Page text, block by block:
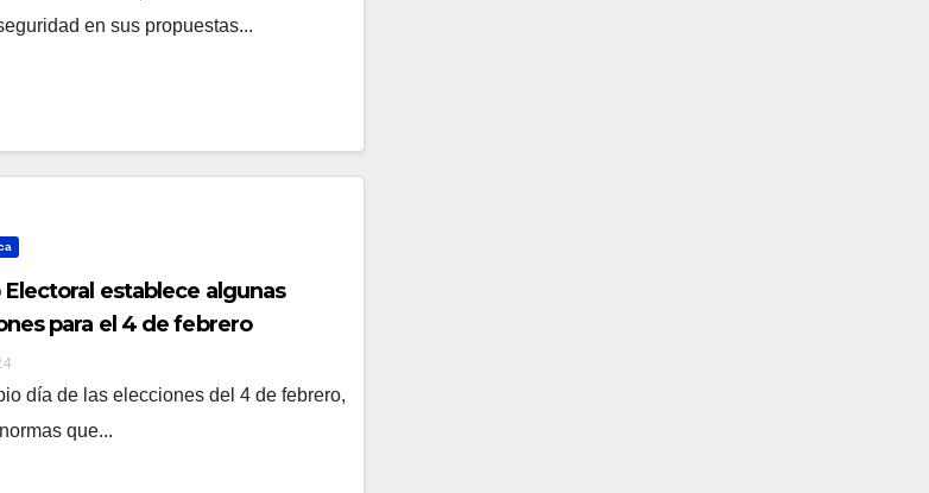
en sus propuestas...
Electoral establece algunas
para el 4 de febrero
día de las elecciones del 4 de febrero,
que...